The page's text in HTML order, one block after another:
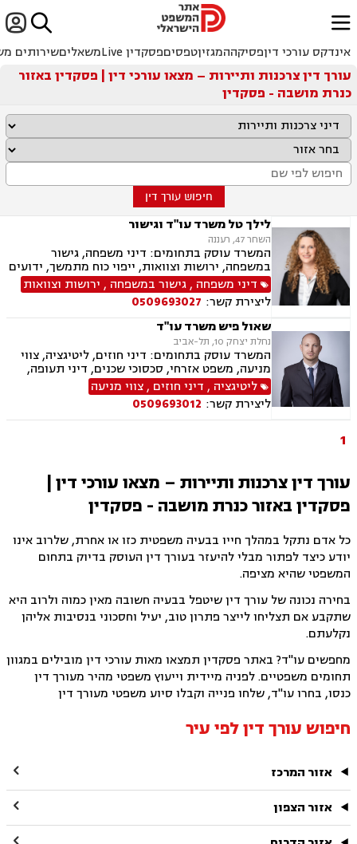

ﱐ
אינדקס עורכי דיןפסיקההמגזיןטפסיםפסקדין Live משאליםשירותים
עורך דין צרכנות ותיירות – מצאו עורכי דין | פסקדין באזור
כנרת מושבה - פסקדין
חיפוש עורך דין
לילך טל משרד עו"ד וגישור
השחר 47, רעננה
המשרד עוסק בתחומים: דיני משפחה, גישור
במשפחה, ירושות וצוואות, ייפוי כוח מתמשך, ידועים
בציבור, אפוטרופסות, הסכמי ממון, מזונות, משמורת,
גירושין, הורות חד מינית, נישואים אזרחיים, ידועים
בציבור, חלוקת רכוש, מעמד אישי, תיאום הורי, זמני
שהות, עסקאות מתנה, גישור ובוררויות, גישור עסקי,
דיני חברות, סכסוך בין בעלי מניות, דיני צרכנות
ותיירות, משפט אזרחי, סכסוך שכנים.
דיני משפחה ,גישור במשפחה , ירושות וצוואות
ליצירת קשר: 0509693027
שאול פיש משרד עו"ד
נחלת יצחק 10, תל-אביב
המשרד עוסק בתחומים: דיני חוזים, ליטיגציה, צווי
מניעה, משפט אזרחי, סכסוכי שכנים, דיני תעופה,
נזקי רכוש, דיני צרכנות ותיירות, קניין רוחני, זכויות
יוצרים, הגנת הפרטיות, תביעות ייצוגיות, לשון הרע,
פינוי מושכר
ליטיגציה , דיני חוזים ,צווי מניעה
ליצירת קשר: 0509693012
1
עורך דין צרכנות ותיירות – מצאו עורכי דין |
פסקדין באזור כנרת מושבה - פסקדין
כל אדם נתקל במהלך חייו בבעיה משפטית כזו או אחרת, שלרוב אינו
יודע כיצד לפתור מבלי להיעזר בעורך דין העוסק בדיוק בתחום
המשפטי שהיא מציפה.
בחירה נכונה של עורך דין שיטפל בבעיה חשובה מאין כמוה ולרוב היא
שתקבע אם תצליחו לייצר פתרון טוב, יעיל וחסכוני בנסיבות אליהן
נקלעתם.
מחפשים עו"ד? באתר פסקדין תמצאו מאות עורכי דין מובילים במגוון
תחומים משפטיים. לפניה מיידית וייעוץ משפטי מהיר מעורך דין
כנסו, בחרו עו"ד, שלחו פנייה וקבלו סיוע משפטי מעורך דין
חיפוש עורך דין לפי עיר
אזור המרכז 
אזור הצפון 
